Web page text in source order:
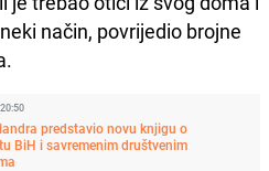
način, povrijedio brojne
predstavio novu knjigu o
BiH i savremenim društvenim